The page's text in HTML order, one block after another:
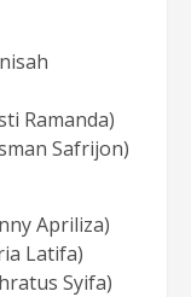
Ramanda)
Safrijon)
Apriliza)
Latifa)
Syifa)